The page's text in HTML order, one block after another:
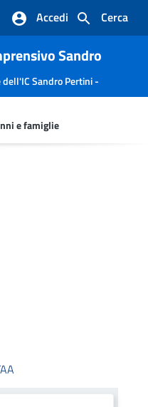
Cerca
Accedi
Sandro
Sandro Pertini -
e famiglie